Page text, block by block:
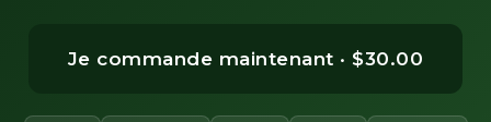
Je commande maintenant · $30.00